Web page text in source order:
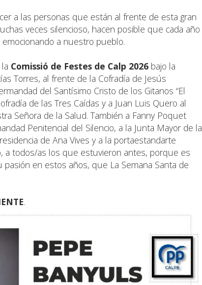
a las personas que están al frente de esta gran
veces silencioso, hacen posible que cada año
emocionando a nuestro pueblo.
Comissió de Festes de Calp 2026 bajo la
Torres, al frente de la Cofradía de Jesús
del Santísimo Cristo de los Gitanos “El
de las Tres Caídas y a Juan Luis Quero al
Señora de la Salud. También a Fanny Poquet
Penitencial del Silencio, a la Junta Mayor de la
de Ana Vives y a la portaestandarte
a todos/as los que estuvieron antes, porque es
pasión en estos años, que La Semana Santa de
.